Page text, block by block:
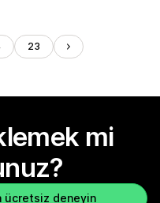
23
mi
ücretsiz deneyin